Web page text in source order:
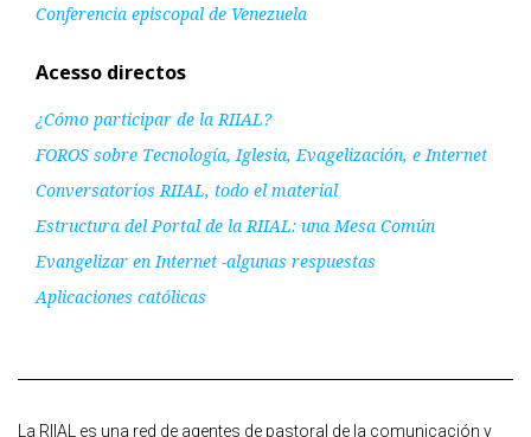
Conferencia episcopal de Venezuela
Acesso directos
¿Cómo participar de la RIIAL?
FOROS sobre Tecnología, Iglesia, Evagelización, e Internet
Conversatorios RIIAL, todo el material
Estructura del Portal de la RIIAL: una Mesa Común
Evangelizar en Internet -algunas respuestas
Aplicaciones católicas
La RIIAL es una red de agentes de pastoral de la comunicación y